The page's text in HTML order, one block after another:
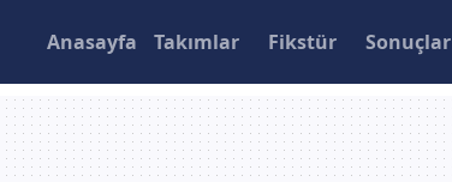
Anasayfa Takımlar Fikstür Sonuçlar